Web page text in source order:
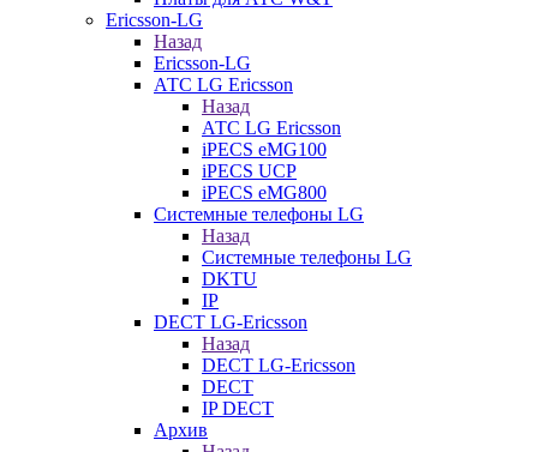
Ericsson-LG
Назад
Ericsson-LG
АТС LG Ericsson
Назад
АТС LG Ericsson
iPECS eMG100
iPECS UCP
iPECS eMG800
Системные телефоны LG
Назад
Системные телефоны LG
DKTU
IP
DECT LG-Ericsson
Назад
DECT LG-Ericsson
DECT
IP DECT
Архив